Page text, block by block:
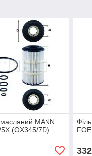
масляний MANN
5X (OX345/7D)
332